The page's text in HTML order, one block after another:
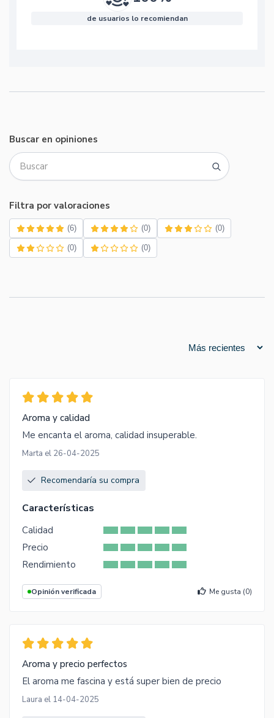
de usuarios lo recomiendan
Buscar en opiniones
Filtra por valoraciones
(6) (0) (0)
(0) (0)
Aroma y calidad
Me encanta el aroma, calidad insuperable.
Marta el 26-04-2025
Recomendaría su compra
Características
Calidad
Precio
Rendimiento
Opinión verificada Me gusta (0)
Aroma y precio perfectos
El aroma me fascina y está super bien de precio
Laura el 14-04-2025